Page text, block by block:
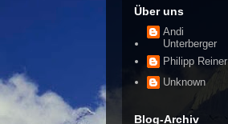
Über uns
Andi
Unterberger
Philipp Reiner
Unknown
Blog-Archiv